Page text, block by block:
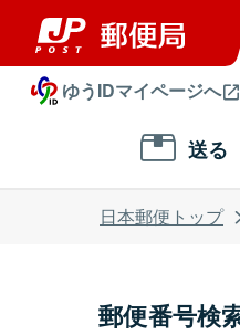
ゆうIDマイページへ
送る
日本郵便トップ
郵便番号検